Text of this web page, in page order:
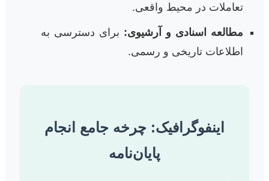
تعاملات در محیط واقعی.
مطالعه اسنادی و آرشیوی: برای دسترسی به
اطلاعات تاریخی و رسمی.
اینفوگرافیک: چرخه جامع انجام
پایان‌نامه